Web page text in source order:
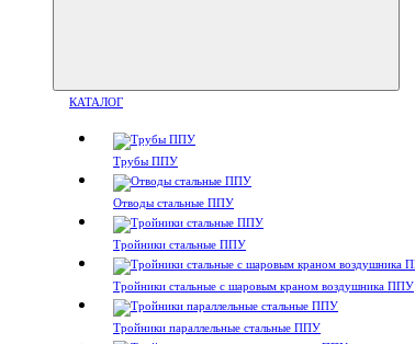
КАТАЛОГ
Трубы ППУ
Отводы стальные ППУ
Тройники стальные ППУ
Тройники стальные с шаровым краном воздушника ППУ
Тройники параллельные стальные ППУ